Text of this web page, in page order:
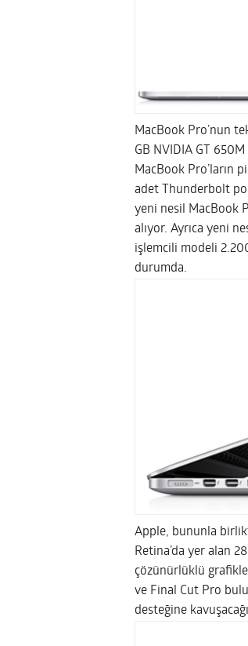
MacBook Pro’nun
GB NVIDIA GT
MacBook Pro’ların
adet Thunderbolt
yeni nesil MacBook
alıyor. Ayrıca yeni
işlemcili modeli
durumda.
Apple, bununla
Retina’da yer alan
çözünürlüklü
ve Final Cut Pro
desteğine